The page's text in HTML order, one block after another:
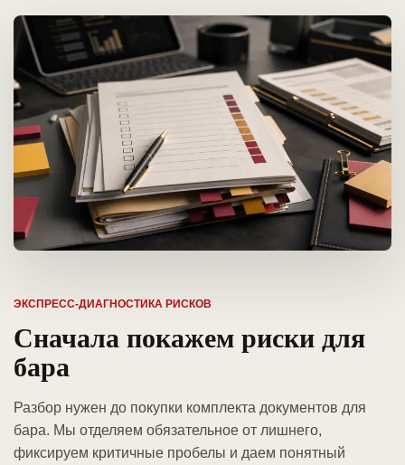
ЭКСПРЕСС-ДИАГНОСТИКА РИСКОВ
Сначала покажем риски для
бара
Разбор нужен до покупки комплекта документов для
бара. Мы отделяем обязательное от лишнего,
фиксируем критичные пробелы и даем понятный